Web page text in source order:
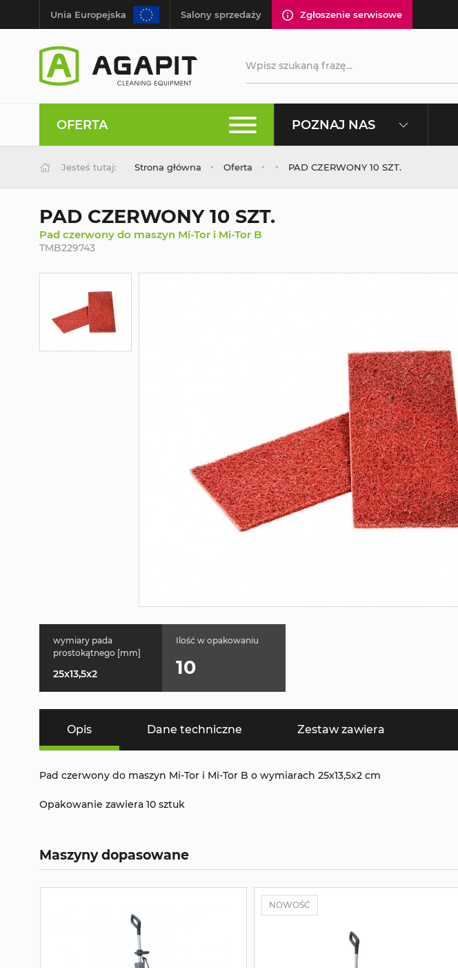
Unia Europejska Salony sprzedaży Zgłoszenie serwisowe
OFERTA POZNAJ NAS
Jesteś tutaj: Strona główna Oferta PAD CZERWONY 10 SZT.
PAD CZERWONY 10 SZT.
Pad czerwony do maszyn Mi-Tor i Mi-Tor B
TMB229743
wymiary pada
prostokątnego [mm]
25x13,5x2
Ilość w opakowaniu
10
Opis Dane techniczne Zestaw zawiera
Pad czerwony do maszyn Mi-Tor i Mi-Tor B o wymiarach 25x13,5x2 cm
Opakowanie zawiera 10 sztuk
Maszyny dopasowane
NOWOŚĆ